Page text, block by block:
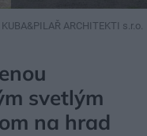
ARCHITEKTI s.r.o.
svetlým
na hrad